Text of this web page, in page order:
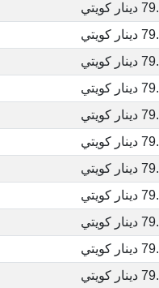
كويتي
كويتي
كويتي
كويتي
كويتي
كويتي
كويتي
كويتي
كويتي
كويتي
كويتي